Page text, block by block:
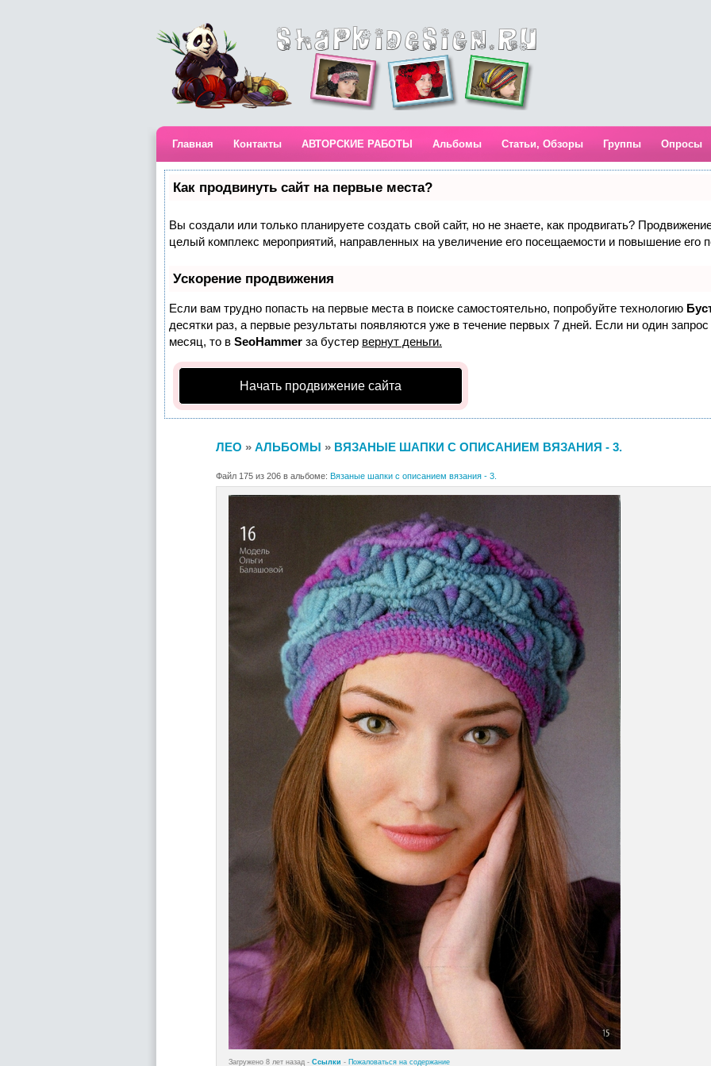
Главная Контакты АВТОРСКИЕ РАБОТЫ Альбомы Статьи, Обзоры Группы Опросы
Как продвинуть сайт на первые места?
Вы создали или только планируете создать свой сайт, но не знаете, как продвигать?
целый комплекс мероприятий, направленных на увеличение его посещаемости и повышение его
Ускорение продвижения
Если вам трудно попасть на первые места в поиске самостоятельно, попробуйте технологию
десятки раз, а первые результаты появляются уже в течение первых 7 дней. Если ни один
месяц, то в SeoHammer за бустер вернут деньги.
Начать продвижение сайта
ЛЕО » АЛЬБОМЫ » ВЯЗАНЫЕ ШАПКИ С ОПИСАНИЕМ ВЯЗАНИЯ - 3.
Файл 175 из 206 в альбоме: Вязаные шапки с описанием вязания - 3.
Загружено 8 лет назад - Ссылки - Пожаловаться на содержание